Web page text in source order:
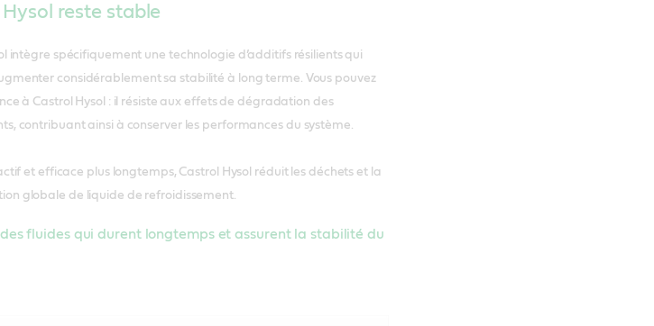
reste stable
intègre spécifiquement une technologie d’additifs résilients qui
considérablement sa stabilité à long terme. Vous pouvez
à Castrol Hysol : il résiste aux effets de dégradation des
contribuant ainsi à conserver les performances du système.
et efficace plus longtemps, Castrol Hysol réduit les déchets et la
globale de liquide de refroidissement.
fluides qui durent longtemps et assurent la stabilité du